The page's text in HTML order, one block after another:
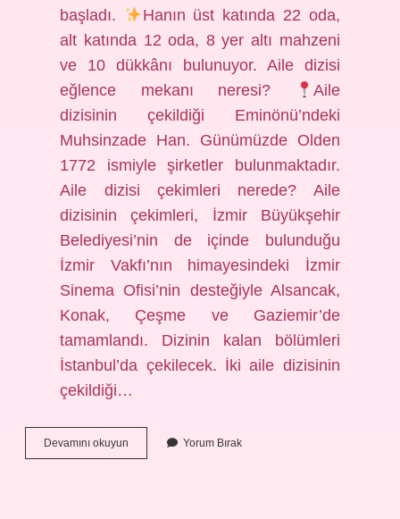
başladı.
Hanın üst katında 22 oda,
alt katında 12 oda, 8 yer altı mahzeni
ve 10 dükkânı bulunuyor. Aile dizisi
eğlence mekanı neresi?
Aile
dizisinin çekildiği Eminönü’ndeki
Muhsinzade Han. Günümüzde Olden
1772 ismiyle şirketler bulunmaktadır.
Aile dizisi çekimleri nerede? Aile
dizisinin çekimleri, İzmir Büyükşehir
Belediyesi’nin de içinde bulunduğu
İzmir Vakfı’nın himayesindeki İzmir
Sinema Ofisi’nin desteğiyle Alsancak,
Konak, Çeşme ve Gaziemir’de
tamamlandı. Dizinin kalan bölümleri
İstanbul’da çekilecek. İki aile dizisinin
çekildiği…
Devamını okuyun
Dizisi
Yorum Bırak